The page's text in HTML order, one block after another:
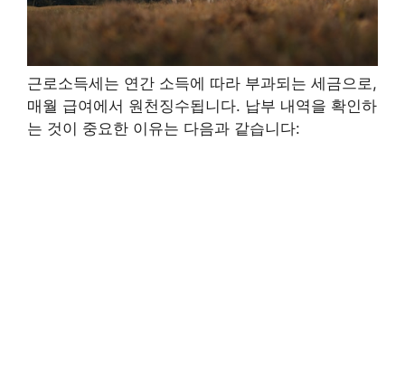
근로소득세는 연간 소득에 따라 부과되는 세금으로,
매월 급여에서 원천징수됩니다. 납부 내역을 확인하
는 것이 중요한 이유는 다음과 같습니다: